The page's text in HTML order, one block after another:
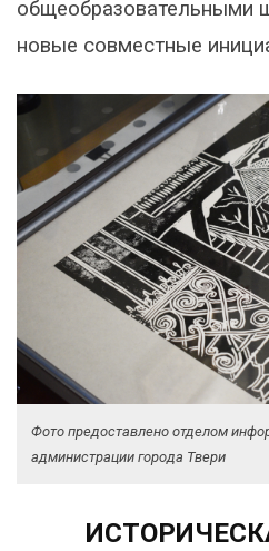
общеобразовательными
новые совместные
Фото предоставлено отделом
администрации города Твери